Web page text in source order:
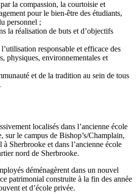
la compassion, la courtoisie et
pour le bien-être des étudiants,
personnel ;
la réalisation de buts et d’objectifs
responsable et efficace des
physiques, environnementales et
et de la tradition au sein de tous
localisés dans l’ancienne école
sur le campus de Bishop’s/Champlain,
Sherbrooke et dans l’ancienne école
nord de Sherbrooke.
déménagèrent dans un nouvel
patrimonial construite à la fin des année
et d’école privée.